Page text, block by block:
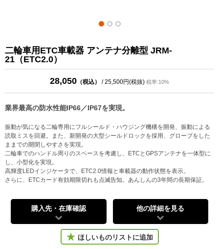
二輪車用ETC車載器 アンテナ分離型 JRM-
21（ETC2.0）
28,050 （税込） / 25,500円(税抜) 税率:10%
業界最高の防水性能IP66／IP67を実現。
振動が気になる二輪専用にフルシールド・ハウジング機構を開発、振動による
読取ミスを回避。また、新開発の大型シールドロックを採用、グローブをした
ままでの開閉しやすさを実現。
二輪車でのハンドル周りのスペースを考慮し、ETCとGPSアンテナを一体型に
し、小型化を実現。
高輝度LEDインジケータで、ETC2.0情報と車載器の動作状態を表示。
さらに、ETCカード有効期限切れも点滅告知。あんしんの3年間の長期保証。
購入先・在庫確認 他の詳細を見る
ほしいものリストに追加